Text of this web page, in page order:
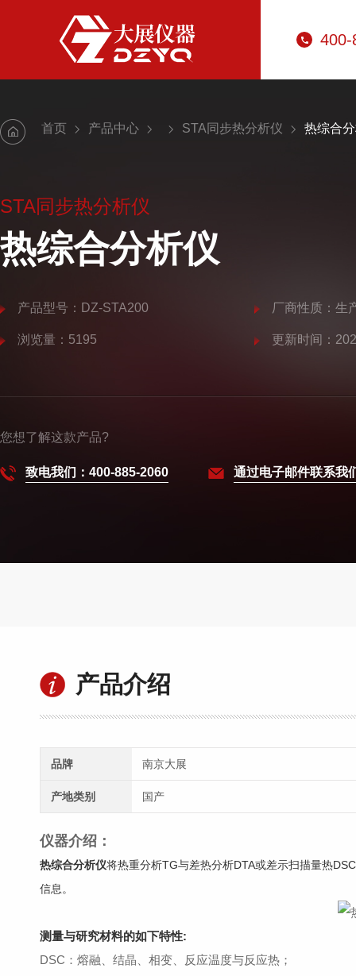
400-
首页 产品中心 STA同步热分析仪 热综合
STA同步热分析仪
热综合分析仪
产品型号：DZ-STA200 厂商性质：生
浏览量：5195 更新时间：
您想了解这款产品?
致电我们：400-885-2060 通过电子邮件联系我
产品介绍
品牌 南京大展
产地类别 国产
仪器介绍：
热综合分析仪将热重分析TG与差热分析DTA或差示扫描量热
信息。
测量与研究材料的如下特性:
DSC：熔融、结晶、相变、反应温度与反应热；